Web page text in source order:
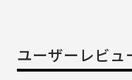
ユーザーレビュ